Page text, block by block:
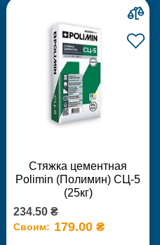
Стяжка цементная
Polimin (Полимин) СЦ-5
(25кг)
234.50 ₴
Своим: 179.00 ₴